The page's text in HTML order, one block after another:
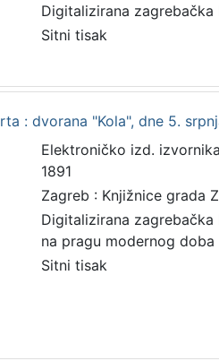
Digitalizirana zagrebačka
Sitni tisak
: dvorana "Kola", dne 5.
Elektroničko izd.
1891
Zagreb : Knjižnice grada
Digitalizirana zagrebačka
na pragu modernog doba
Sitni tisak